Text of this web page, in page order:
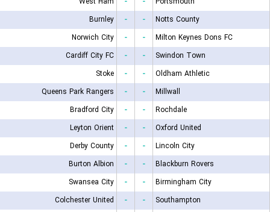
Burnley
- -
Notts County
Norwich City
- -
Milton Keynes Dons FC
Cardiff City FC
- -
Swindon Town
Stoke
- -
Oldham Athletic
Queens Park Rangers
- -
Millwall
Bradford City
- -
Rochdale
Leyton Orient
- -
Oxford United
Derby County
- -
Lincoln City
Burton Albion
- -
Blackburn Rovers
Swansea City
- -
Birmingham City
Colchester United
- -
Southampton